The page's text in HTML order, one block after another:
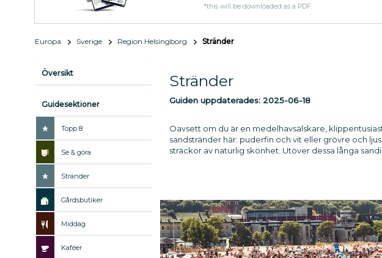
*this will be downloaded as a PDF.
Europa Sverige Region Helsingborg Stränder
Översikt
Guidesektioner
Topp 8
Se & göra
Stränder
Gårdsbutiker
Middag
Kaféer
Stränder
Guiden uppdaterades: 2025-06-18
Oavsett om du är en medelhavsälskare,
sandstränder här: puderfin och vit eller grövre och
sträckor av naturlig skönhet. Utöver dessa långa